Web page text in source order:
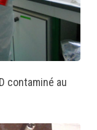
contaminé au